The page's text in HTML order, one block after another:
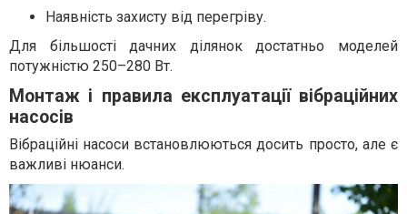
Наявність захисту від перегріву.
Для більшості дачних ділянок достатньо моделей
потужністю 250–280 Вт.
Монтаж і правила експлуатації вібраційних
насосів
Вібраційні насоси встановлюються досить просто, але є
важливі нюанси.